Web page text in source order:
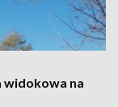
widokowa na